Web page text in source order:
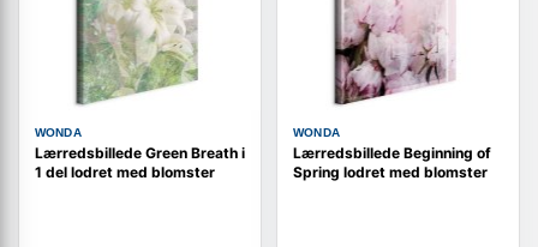
WONDA
Lærredsbillede Green Breath i
1 del lodret med blomster
WONDA
Lærredsbillede Beginning of
Spring lodret med blomster